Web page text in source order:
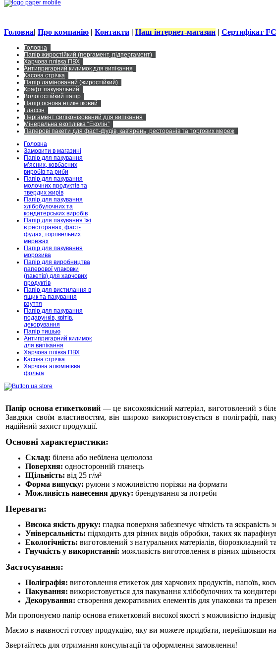
Головна| Про компанію | Контакти | Наш інтернет-магазин | Сертифікат
Головна
Папір жиростійкий (пергамент, підпергамент)
Харчова плівка ПВХ
Антипригарний килимок для випікання
Касова стрічка
Папір ламінований (жиростійкий)
Крафт пакувальний
Вологостійкий папір
Папір основа етикетковий
Глассін
Пергамент силіконізований для випікання
Мінеральна екоплівка “Еколін”
Паперові пакети для фаст-фудів, кав'ярень, ресторанів та торгових мереж
Головна
Замовити в магазині
Папір для пакування
м’ясних, ковбасних
виробів та риби
Папір для пакування
молочних продуктів та
твердих жирів
Папір для пакування
хлібобулочних та
кондитерських виробів
Папір для пакування їжі
в ресторанах, фаст-
фудах, торгівельних
мережах
Папір для пакування
морозива
Папір для виробництва
паперової упаковки
(пакетів) для харчових
продуктів
Папір для вистилання в
ящик та пакування
взуття
Папір для пакування
подарунків, квітів,
декорування
Папір тишью
Антипригарний килимок
для випікання
Харчова плівка ПВХ
Касова стрічка
Харчова алюмінієва
фольга
Папір основа етикетковий — це високоякісний матеріал, виготовлений з
Завдяки своїм властивостям, він широко використовується в поліграфії,
надійний захист продукції.
Основні характеристики:
Склад: білена або небілена целюлоза
Поверхня: односторонній глянець
Щільність: від 25 г/м²
Форма випуску: рулони з можливістю порізки на формати
Можливість нанесення друку: брендування за потреби
Переваги:
Висока якість друку: гладка поверхня забезпечує чіткість та яскравість
Універсальність: підходить для різних видів обробки, таких як
Екологічність: виготовлений з натуральних матеріалів, біорозкладний
Гнучкість у використанні: можливість виготовлення в різних
Застосування:
Поліграфія: виготовлення етикеток для харчових продуктів, напоїв,
Пакування: використовується для пакування хлібобулочних та
Декорування: створення декоративних елементів для упаковки та
Ми пропонуємо папір основа етикетковий високої якості з можливістю
Маємо в наявності готову продукцію, яку ви можете придбати, перейшовши
Звертайтесь для отримання консультації та оформлення замовлення!